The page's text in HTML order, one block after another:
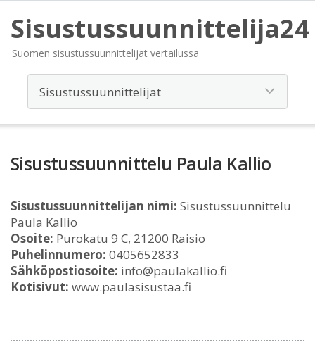
Sisustussuunnittelija24
Suomen sisustussuunnittelijat vertailussa
Sisustussuunnittelu Paula Kallio
Sisustussuunnittelijan nimi: Sisustussuunnittelu
Paula Kallio
Osoite: Purokatu 9 C, 21200 Raisio
Puhelinnumero: 0405652833
Sähköpostiosoite: info@paulakallio.fi
Kotisivut: www.paulasisustaa.fi